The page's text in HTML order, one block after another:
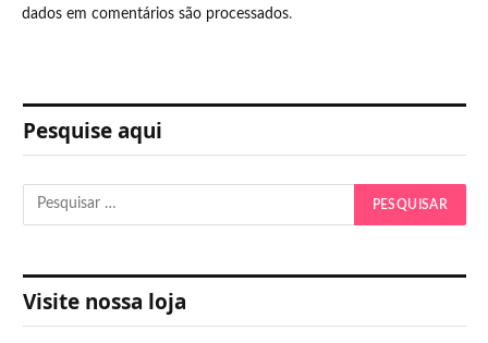
dados em comentários são processados.
Pesquise aqui
Visite nossa loja